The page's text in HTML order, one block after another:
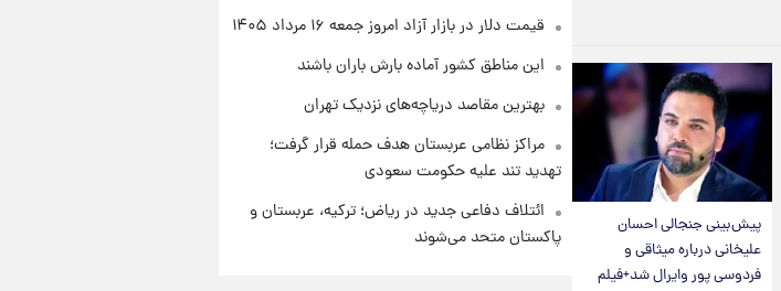
پیش‌بینی جنجالی احسان
علیخانی درباره میثاقی و
فردوسی پور وایرال شد+فیلم
قیمت دلار در بازار آزاد امروز جمعه ۱۶ مرداد ۱۴۰۵
این مناطق کشور آماده بارش باران باشند
بهترین مقاصد دریاچه‌های نزدیک تهران
مراکز نظامی عربستان هدف حمله قرار گرفت؛
تهدید تند علیه حکومت سعودی
ائتلاف دفاعی جدید در ریاض؛ ترکیه، عربستان و
پاکستان متحد می‌شوند